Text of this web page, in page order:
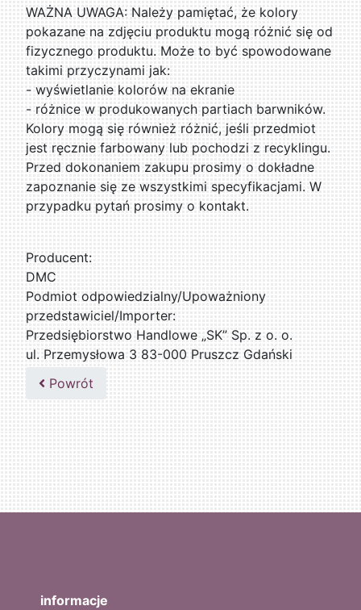
WAŻNA UWAGA: Należy pamiętać, że kolory
pokazane na zdjęciu produktu mogą różnić się od
fizycznego produktu. Może to być spowodowane
takimi przyczynami jak:
- wyświetlanie kolorów na ekranie
- różnice w produkowanych partiach barwników.
Kolory mogą się również różnić, jeśli przedmiot
jest ręcznie farbowany lub pochodzi z recyklingu.
Przed dokonaniem zakupu prosimy o dokładne
zapoznanie się ze wszystkimi specyfikacjami. W
przypadku pytań prosimy o kontakt.
Producent:
DMC
Podmiot odpowiedzialny/Upoważniony
przedstawiciel/Importer:
Przedsiębiorstwo Handlowe „SK” Sp. z o. o.
ul. Przemysłowa 3 83-000 Pruszcz Gdański
509076255
Powrót
informacje